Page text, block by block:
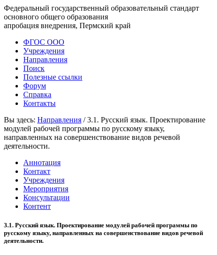
Федеральный государственный образовательный стандарт
основного общего образования
апробация внедрения, Пермский край
ФГОС ООО
Учреждения
Направления
Поиск
Полезные ссылки
Форум
Справка
Контакты
Вы здесь: Направления /3.1. Русский язык. Проектирование
модулей рабочей программы по русскому языку,
направленных на совершенствование видов речевой
деятельности.
Аннотация
Контакт
Учреждения
Мероприятия
Консультации
Контент
3.1. Русский язык. Проектирование модулей рабочей программы по
русскому языку, направленных на совершенствование видов речевой
деятельности.